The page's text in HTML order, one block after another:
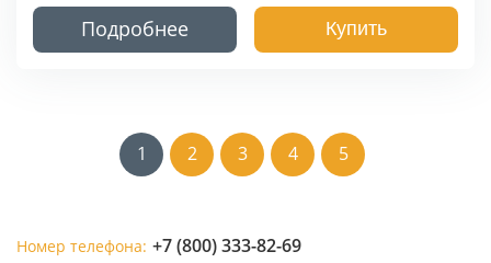
Подробнее Купить
1 2 3 4 5
Номер телефона: +7 (800) 333-82-69